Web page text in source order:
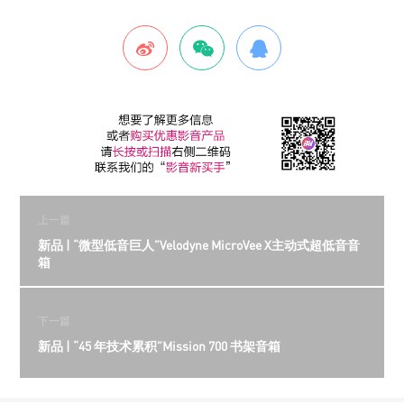
上一篇
新品 | “微型低音巨人”Velodyne MicroVee X主动式超低音音
箱
下一篇
新品 | “45 年技术累积”Mission 700 书架音箱